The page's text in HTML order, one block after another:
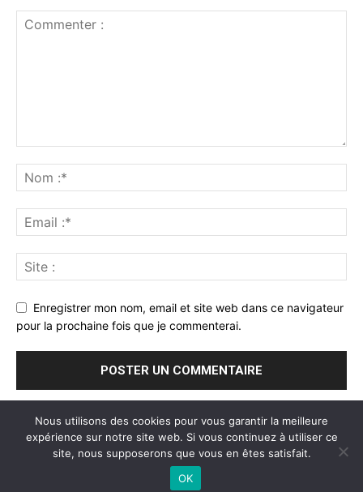
Enregistrer mon nom, email et site web dans ce navigateur
pour la prochaine fois que je commenterai.
Mentions légales -Grosse fesse- Montre triathlon-Montre
-Mercato-Liverpool.com
Nous utilisons des cookies pour vous garantir la meilleure
expérience sur notre site web. Si vous continuez à utiliser ce
site, nous supposerons que vous en êtes satisfait.
OK